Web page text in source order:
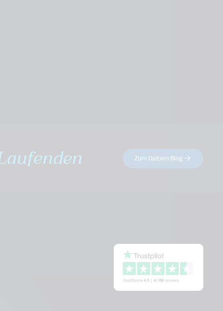
Zum Daitem Blog